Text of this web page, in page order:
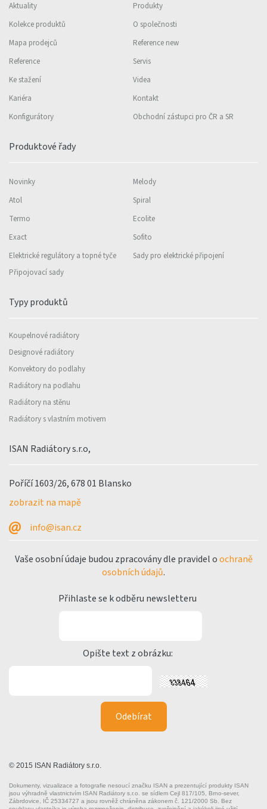
Aktuality
Produkty
Kolekce produktů
O společnosti
Mapa prodejců
Reference new
Reference
Servis
Ke stažení
Videa
Kariéra
Kontakt
Konfigurátory
Obchodní zástupci pro ČR a SR
Produktové řady
Novinky
Melody
Atol
Spiral
Termo
Ecolite
Exact
Sofito
Elektrické regulátory a topné tyče
Sady pro elektrické připojení
Připojovací sady
Typy produktů
Koupelnové radiátory
Designové radiátory
Konvektory do podlahy
Radiátory na podlahu
Radiátory na stěnu
Radiátory s vlastním motivem
ISAN Radiátory s.r.o,
Poříčí 1603/26, 678 01 Blansko
zobrazit na mapě
info@isan.cz
Vaše osobní údaje budou zpracovány dle pravidel oochraně
osobních údajů.
Přihlaste se k odběru newsletteru
Opište text z obrázku:
© 2015 ISAN Radiátory s.r.o.
Dokumenty, vizualizace a fotografie nesoucí značku ISAN a prezentující produkty ISAN
jsou výhradně vlastnictvím ISAN Radiátory s.r.o. se sídlem Cejl 817/105, Brno-sever,
Zábrdovice, IČ 25334727 a jsou rovněž chráněna zákonem č. 121/2000 Sb. Bez